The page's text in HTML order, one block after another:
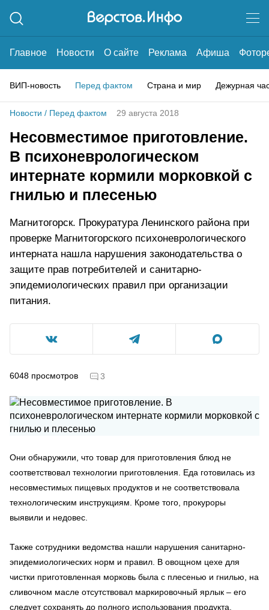
Главное Новости О сайте Реклама Афиша
ВИП-новость Перед фактом Страна и мир Дежурная
Новости / Перед фактом 29 августа 2018
Несовместимое приготовление.
В психоневрологическом
интернате кормили морковкой с
гнилью и плесенью
Магнитогорск. Прокуратура Ленинского района при
проверке Магнитогорского психоневрологического
интерната нашла нарушения законодательства о
защите прав потребителей и санитарно-
эпидемиологических правил при организации
питания.
6048 просмотров 3
Они обнаружили, что товар для приготовления блюд не
соответствовал технологии приготовления. Еда готовилась из
несовместимых пищевых продуктов и не соответствовала
технологическим инструкциям. Кроме того, прокуроры
выявили и недовес.
Также сотрудники ведомства нашли нарушения санитарно-
эпидемиологических норм и правил. В овощном цехе для
чистки приготовленная морковь была с плесенью и гнилью, на
сливочном масле отсутствовал маркировочный ярлык – его
следует сохранять до полного использования продукта.